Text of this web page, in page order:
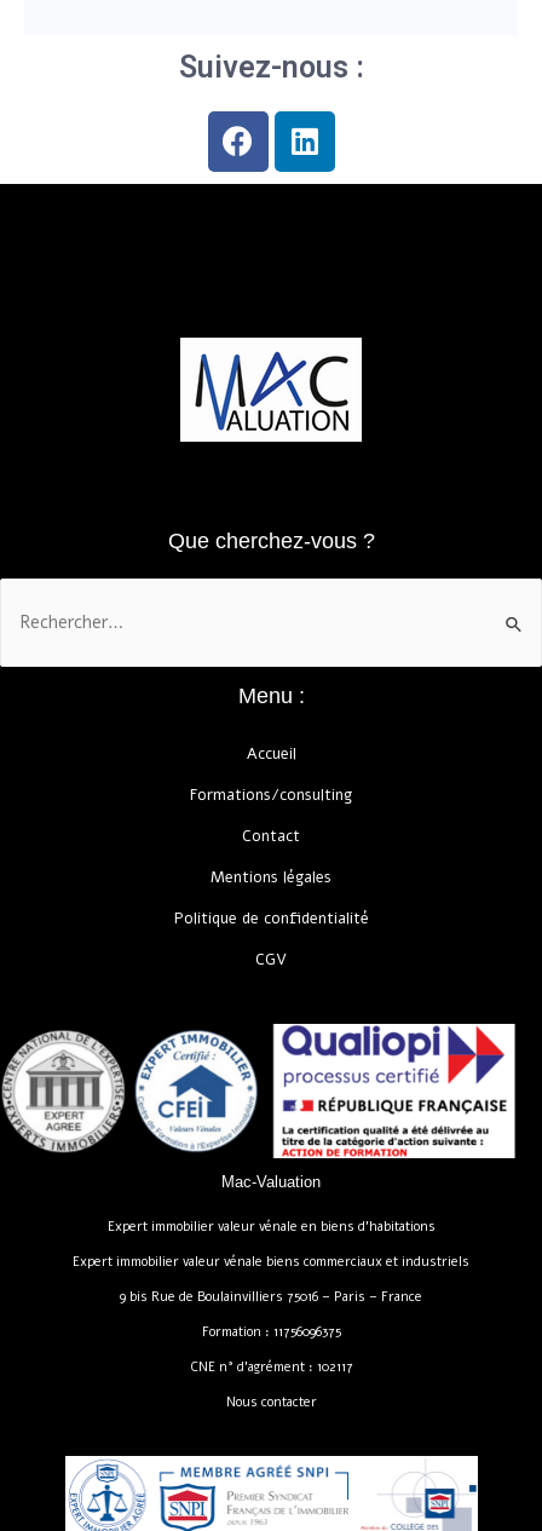
Suivez-nous :
Que cherchez-vous ?
Menu :
Accueil
Formations/consulting
Contact
Mentions légales
Politique de confidentialité
CGV
Mac-Valuation
Expert immobilier valeur vénale en biens d’habitations
Expert immobilier valeur vénale biens commerciaux et industriels
9 bis Rue de Boulainvilliers 75016 – Paris – France
Formation : 11756096375
CNE n° d’agrément : 102117
Nous contacter